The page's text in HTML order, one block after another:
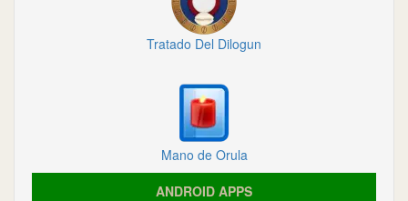
Tratado Del Dilogun
Mano de Orula
ANDROID APPS